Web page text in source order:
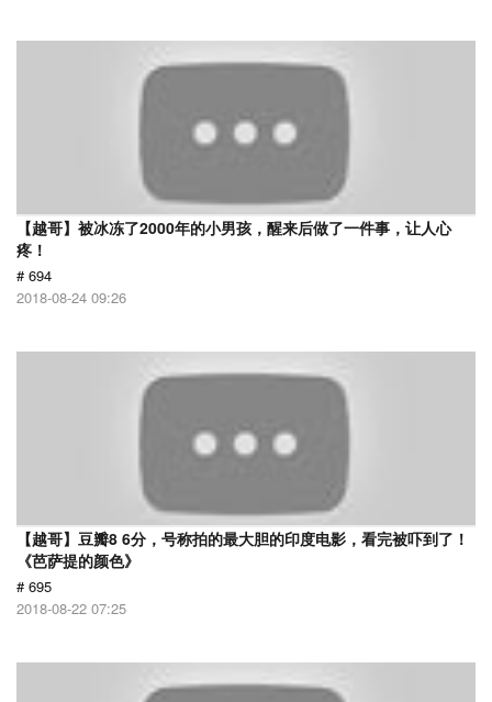
【越哥】被冰冻了2000年的小男孩，醒来后做了一件事，让人心
疼！
# 694
2018-08-24 09:26
【越哥】豆瓣8 6分，号称拍的最大胆的印度电影，看完被吓到了！
《芭萨提的颜色》
# 695
2018-08-22 07:25